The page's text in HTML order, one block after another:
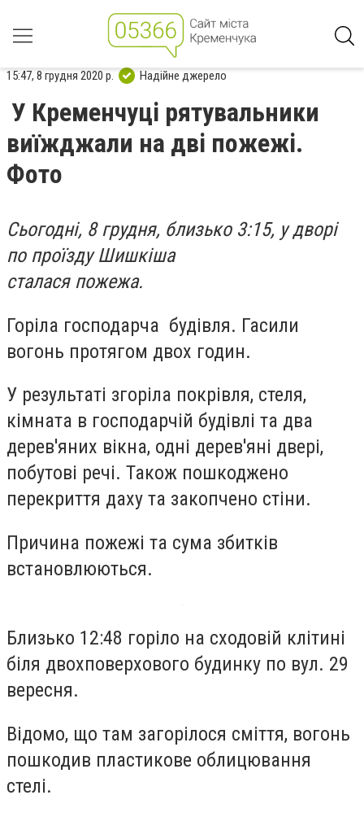
15:47, 8 грудня 2020 р. Надійне джерело
У Кременчуці рятувальники
виїжджали на дві пожежі.
Фото
Сьогодні, 8 грудня, близько 3:15, у дворі
по проїзду Шишкіша
сталася пожежа.
Горіла господарча будівля. Гасили
вогонь протягом двох годин.
У результаті згоріла покрівля, стеля,
кімната в господарчій будівлі та два
дерев'яних вікна, одні дерев'яні двері,
побутові речі. Також пошкоджено
перекриття даху та закопчено стіни.
Причина пожежі та сума збитків
встановлюються.
Близько 12:48 горіло на сходовій клітині
біля двохповерхового будинку по вул. 29
вересня.
Відомо, що там загорілося сміття, вогонь
пошкодив пластикове облицювання
стелі.